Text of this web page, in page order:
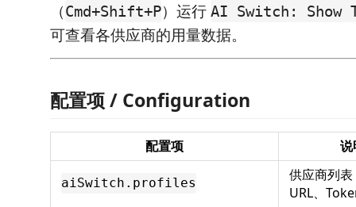
（Cmd+Shift+P）运行 AI Switch: Show
可查看各供应商的用量数据。
配置项 / Configuration
配置项 说
aiSwitch.profiles
供应商列
URL、